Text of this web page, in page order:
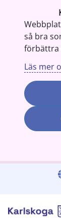
så bra
förbättra
Läs mer
Gå till innehåll